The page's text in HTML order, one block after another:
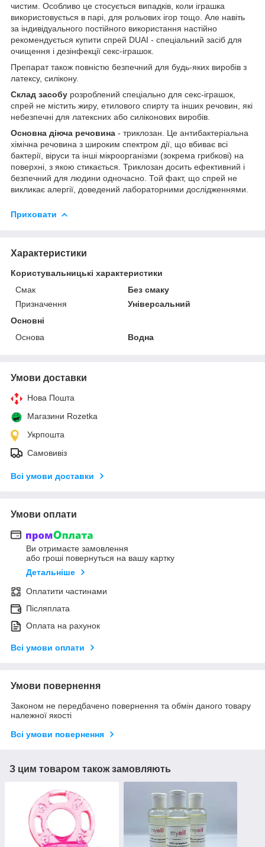
чистим. Особливо це стосується випадків, коли іграшка
використовується в парі, для рольових ігор тощо. Але навіть
за індивідуального постійного використання настійно
рекомендується купити спрей DUAI - спеціальний засіб для
очищення і дезінфекції секс-іграшок.
Препарат також повністю безпечний для будь-яких виробів з
латексу, силікону.
Склад засобу розроблений спеціально для секс-іграшок,
спрей не містить жиру, етилового спирту та інших речовин, які
небезпечні для латексних або силіконових виробів.
Основна діюча речовина - триклозан. Це антибактеріальна
хімічна речовина з широким спектром дії, що вбиває всі
бактерії, віруси та інші мікроорганізми (зокрема грибкові) на
поверхні, з якою стикається. Триклозан досить ефективний і
безпечний для людини одночасно. Той факт, що спрей не
викликає алергії, доведений лабораторними дослідженнями.
Приховати
Характеристики
Користувальницькі характеристики
Смак
Без смаку
Призначення
Універсальний
Основні
Основа
Водна
Умови доставки
Нова Пошта
Магазини Rozetka
Укрпошта
Самовивіз
Всі умови доставки
Умови оплати
Ви отримаєте замовлення
або гроші повернуться на вашу картку
Детальніше
Оплатити частинами
Післяплата
Оплата на рахунок
Всі умови оплати
Умови повернення
Законом не передбачено повернення та обмін даного товару
належної якості
Всі умови повернення
З цим товаром також замовляють